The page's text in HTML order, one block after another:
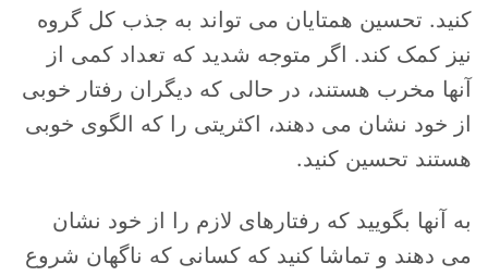
کنید. تحسین همتایان می تواند به جذب کل گروه
نیز کمک کند. اگر متوجه شدید که تعداد کمی از
آنها مخرب هستند، در حالی که دیگران رفتار خوبی
از خود نشان می دهند، اکثریتی را که الگوی خوبی
هستند تحسین کنید.
به آنها بگویید که رفتارهای لازم را از خود نشان
می دهند و تماشا کنید که کسانی که ناگهان شروع